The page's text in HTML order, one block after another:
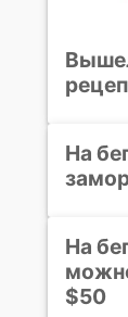
На
На
$50